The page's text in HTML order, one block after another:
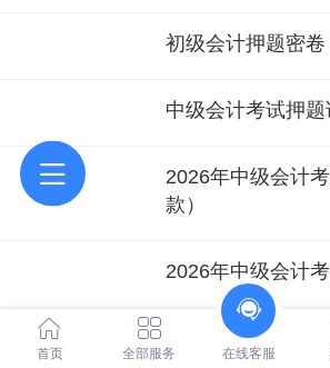
初级会计押题密卷
中级会计考试押题
2026年中级会计
款）
2026年中级会计
初级会计考试题
首页 全部服务 在线客服